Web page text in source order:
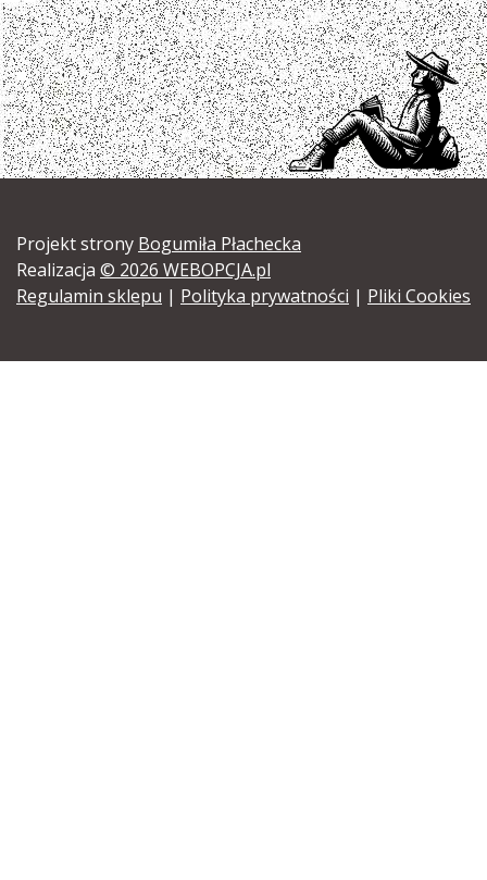
Projekt strony Bogumiła Płachecka
Realizacja © 2026 WEBOPCJA.pl
Regulamin sklepu | Polityka prywatności | Pliki Cookies